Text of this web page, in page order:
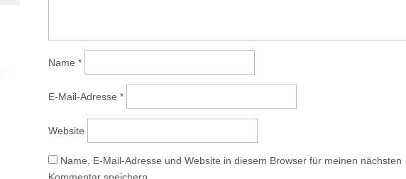
Name *
E-Mail-Adresse *
Website
Name, E-Mail-Adresse und Website in diesem Browser für meinen nächsten